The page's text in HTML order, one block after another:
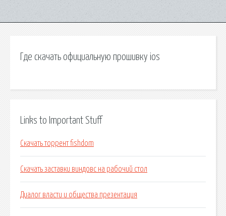
Где скачать официальную прошивку ios
Links to Important Stuff
Скачать торрент fishdom
Скачать заставки виндовс на рабочий стол
Диалог власти и общества презентация